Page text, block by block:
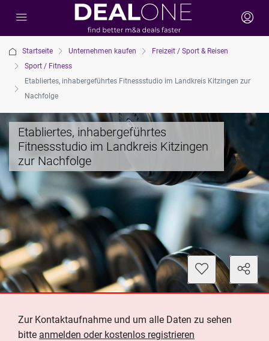
Startseite Unternehmen kaufen
Freizeit / Sport & Reisen
Sport / Fitness
Etabliertes, inhabergeführtes Fitnessstudio im Landkreis Kitzingen zur
Nachfolge
Etabliertes, inhabergeführtes
Fitnessstudio im Landkreis Kitzingen
zur Nachfolge
Zur Kontaktaufnahme und um alle Daten zu sehen
bitte anmelden oder kostenlos registrieren